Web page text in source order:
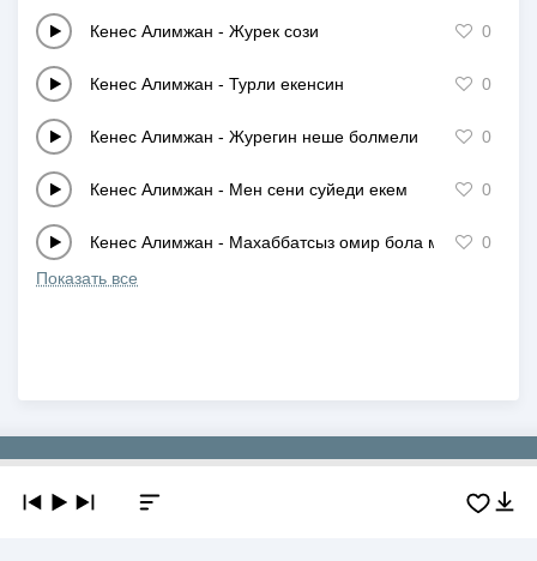
Кенес Алимжан - Журек сози 0
Кенес Алимжан - Турли екенсин 0
Кенес Алимжан - Журегин неше болмели 0
Кенес Алимжан - Мен сени суйеди екем 0
Кенес Алимжан - Махаббатсыз омир бола ма? (cover)
0
Показать все